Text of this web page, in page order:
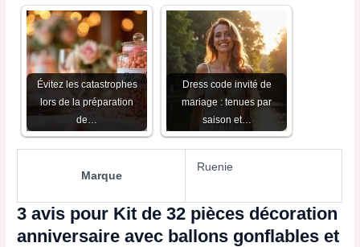
Évitez les catastrophes
lors de la préparation
de…
Dress code invité de
mariage : tenues par
saison et…
Marque
Ruenie
3 avis pour Kit de 32 pièces décoration
anniversaire avec ballons gonflables et